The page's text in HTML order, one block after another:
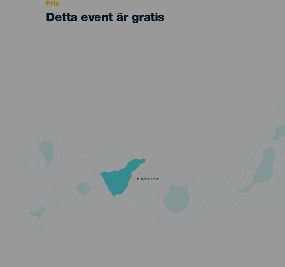
Pris
Detta event är gratis
TENERIFE